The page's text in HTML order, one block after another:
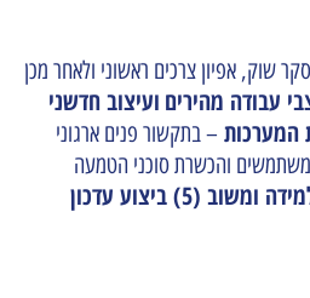
שוק, אפיון צרכים ראשוני ולאחר מכן
ועיצוב חדשני
– בתקשור פנים ארגוני
ל- 300 משתמשים והכשרת סוכני הטמעה
למידה ומשוב (5) ביצוע עדכון